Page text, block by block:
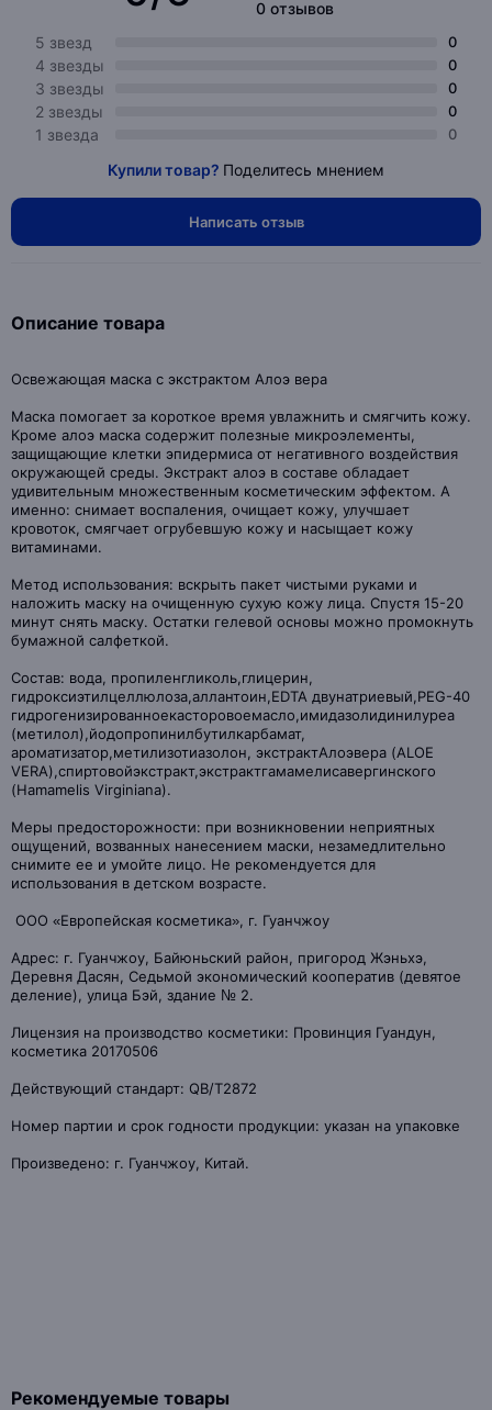
0 отзывов
5 звезд
0
4 звезды 0
3 звезды 0
2 звезды 0
1 звезда 0
Купили товар? Поделитесь мнением
Написать отзыв
Описание товара
Освежающая маска с экстрактом Алоэ вера
Маска помогает за короткое время увлажнить и смягчить кожу.
Кроме алоэ маска содержит полезные микроэлементы,
защищающие клетки эпидермиса от негативного воздействия
окружающей среды. Экстракт алоэ в составе обладает
удивительным множественным косметическим эффектом. А
именно: снимает воспаления, очищает кожу, улучшает
кровоток, смягчает огрубевшую кожу и насыщает кожу
витаминами.
Метод использования: вскрыть пакет чистыми руками и
наложить маску на очищенную сухую кожу лица. Спустя 15-20
минут снять маску. Остатки гелевой основы можно промокнуть
бумажной салфеткой.
Состав: вода, пропиленгликоль,глицерин,
гидроксиэтилцеллюлоза,аллантоин,EDTA двунатриевый,PEG-40
гидрогенизированноекасторовоемасло,имидазолидинилуреа
(метилол),йодопропинилбутилкарбамат,
ароматизатор,метилизотиазолон, экстрактАлоэвера (ALOE
VERA),спиртовойэкстракт,экстрактгамамелисавергинского
(Hamamelis Virginiana).
Меры предосторожности: при возникновении неприятных
ощущений, возванных нанесением маски, незамедлительно
снимите ее и умойте лицо. Не рекомендуется для
использования в детском возрасте.
ООО «Европейская косметика», г. Гуанчжоу
Адрес: г. Гуанчжоу, Байюньский район, пригород Жэньхэ,
Деревня Дасян, Седьмой экономический кооператив (девятое
деление), улица Бэй, здание № 2.
Лицензия на производство косметики: Провинция Гуандун,
косметика 20170506
Действующий стандарт: QB/T2872
Номер партии и срок годности продукции: указан на упаковке
Произведено: г. Гуанчжоу, Китай.
Рекомендуемые товары